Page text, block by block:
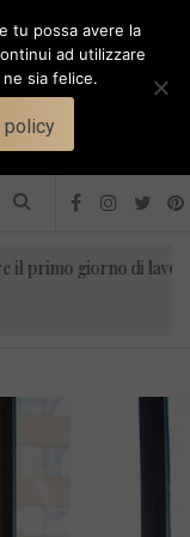
giorno di lavoro
tu possa avere la
ad utilizzare
sia felice.
policy